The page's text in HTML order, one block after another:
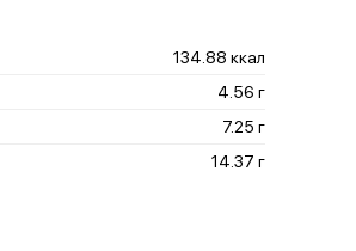
134.88 ккал
4.56 г
7.25 г
14.37 г